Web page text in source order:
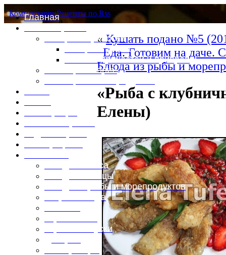
Главная
Специи и пряности
Специи и диета
Каталог пряностей и приправ
Таблица калорий
Блюда из мяса
Блюда из птицы
Блюда из рыбы и морепродуктов
Вторые блюда
Горячие закуски
КомментарииРецепты по Rss
«Кушать подано №5
Еда. Готовим на даче.
Блюда из рыбы и
«Рыба с
Елены)